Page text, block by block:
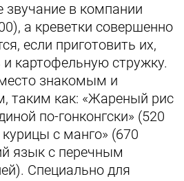
звучание в компании
а креветки совершенно
если приготовить их,
и картофельную стружку.
знакомым и
как: «Жареный рис
по-гонконгски» (520
с манго» (670
язык с перечным
Специально для